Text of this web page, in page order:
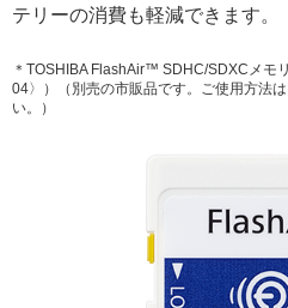
テリーの消費も軽減できます。
＊TOSHIBA FlashAir™ SDHC/SDXCメモ
04〉）
（別売の市販品です。ご使用方法
い。）